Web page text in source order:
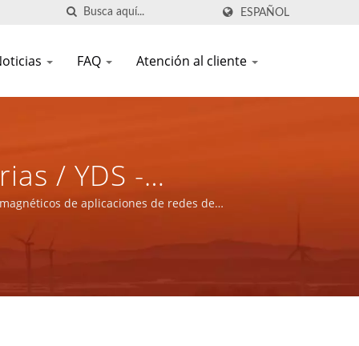
ESPAÑOL
FAQ Atención al cliente
/ YDS -
De
De Energía.
de aplicaciones de redes de